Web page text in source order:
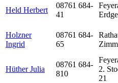
Held Herbert
08761 684-
41
Holzner
Ingrid
08761 684-
65
Hüther Julia
08761 684-
810
2.
21